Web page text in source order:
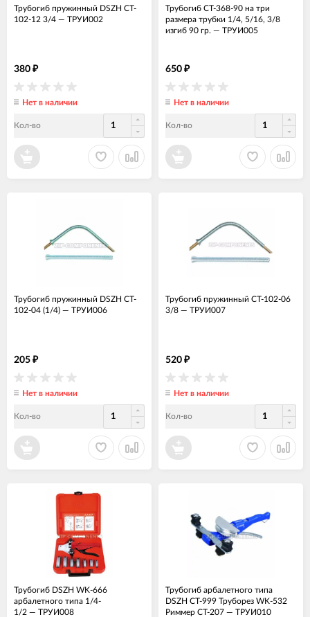
Трубогиб пружинный DSZH CT-
102-12 3/4 — ТРУИ002
380 ₽
Нет в наличии
Кол-во
Трубогиб CT-368-90 на три
размера трубки 1/4, 5/16, 3/8
изгиб 90 гр. — ТРУИ005
650 ₽
Нет в наличии
Кол-во
Трубогиб пружинный DSZH CT-
102-04 (1/4) — ТРУИ006
205 ₽
Нет в наличии
Кол-во
Трубогиб пружинный CT-102-06
3/8 — ТРУИ007
520 ₽
Нет в наличии
Кол-во
Трубогиб DSZH WK-666
арбалетного типа 1/4-
1/2 — ТРУИ008
Трубогиб арбалетного типа
DSZH CT-999 Труборез WK-532
Риммер CT-207 — ТРУИ010